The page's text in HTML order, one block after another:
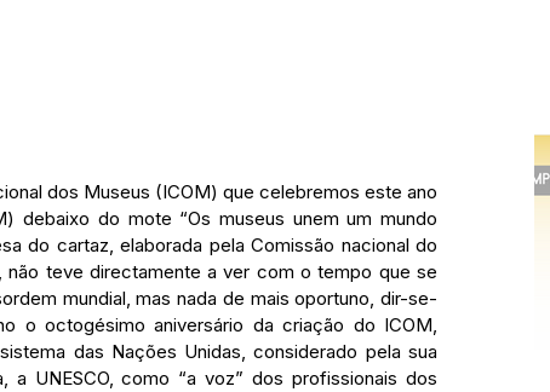
debaixo do mote “Os museus unem um mundo
do cartaz, elaborada pela Comissão nacional do
não teve directamente a ver com o tempo que se
mundial, mas nada de mais oportuno, dir-se-
o octogésimo aniversário da criação do ICOM,
das Nações Unidas, considerado pela sua
a UNESCO, como “a voz” dos profissionais dos